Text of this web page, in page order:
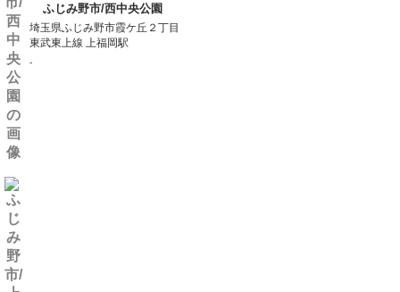
ふじみ野市/西中央公園
埼玉県ふじみ野市霞ケ丘２丁目
東武東上線 上福岡駅
-